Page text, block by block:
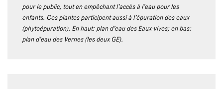
pour le public, tout en empêchant l’accès à l’eau pour les
enfants. Ces plantes participent aussi à l’épuration des eaux
(phytoépuration). En haut: plan d’eau des Eaux-vives; en bas:
plan d’eau des Vernes (les deux GE).